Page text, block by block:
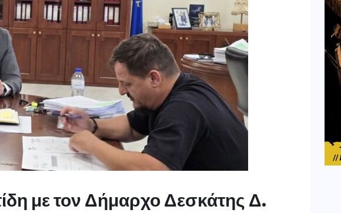
με τον Δήμαρχο Δεσκάτης Δ.